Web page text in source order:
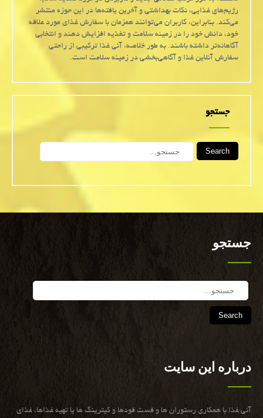
رژیم‌های غذایی، نکات بهداشتی و آخرین یافته‌ها در این حوزه منتشر
می‌کند. بنابراین، کاربران می‌توانند همزمان با سفارش غذای مورد علاقه
خود، دانش خود را در زمینه سلامت و تغذیه افزایش دهند و انتخابی
آگاهانه‌تر داشته باشند. به طور خلاصه، آنی غذا ترکیبی از راحتی
سفارش آنلاین غذا و آگاهی‌بخشی در زمینه سلامت است.
جستجو
Search
جستجو
درباره این سایت
آنی غذا با همكاری رستوران ها و فست فودها و كیترینگ ها یا تهیه غذاها، غذای